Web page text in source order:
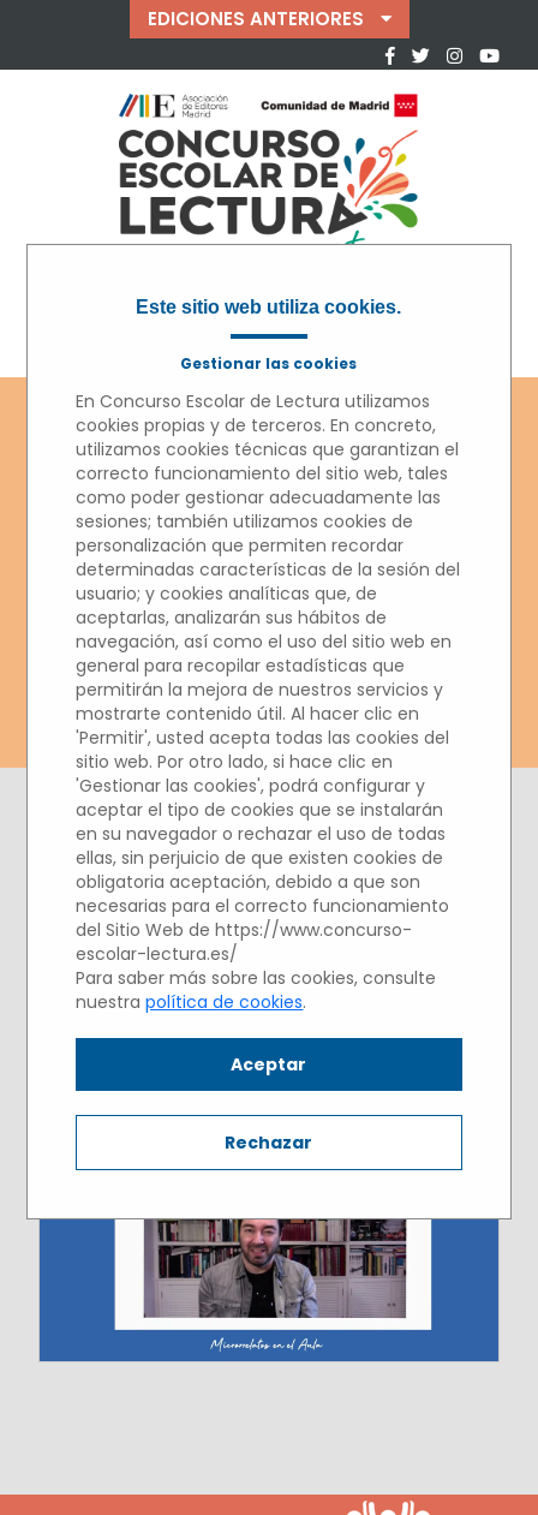
EDICIONES ANTERIORES
CONCURSO ESCOLAR DE
LECTURA Y ESCRITURA
2020/2021
ACTO DE ELECCIÓN
DE GANADORES
Emisión en directo vía
YouTube el jueves 20 de
mayo de 2021
Este sitio web utiliza cookies.
Gestionar las cookies
En Concurso Escolar de Lectura utilizamos
cookies propias y de terceros. En concreto,
utilizamos cookies técnicas que garantizan el
correcto funcionamiento del sitio web, tales
como poder gestionar adecuadamente las
sesiones; también utilizamos cookies de
personalización que permiten recordar
determinadas características de la sesión del
usuario; y cookies analíticas que, de
aceptarlas, analizarán sus hábitos de
navegación, así como el uso del sitio web en
general para recopilar estadísticas que
permitirán la mejora de nuestros servicios y
mostrarte contenido útil. Al hacer clic en
'Permitir', usted acepta todas las cookies del
sitio web. Por otro lado, si hace clic en
'Gestionar las cookies', podrá configurar y
aceptar el tipo de cookies que se instalarán
en su navegador o rechazar el uso de todas
ellas, sin perjuicio de que existen cookies de
obligatoria aceptación, debido a que son
necesarias para el correcto funcionamiento
del Sitio Web de https://www.concurso-
escolar-lectura.es/
Para saber más sobre las cookies, consulte
nuestrapolítica de cookies.
Aceptar
Rechazar